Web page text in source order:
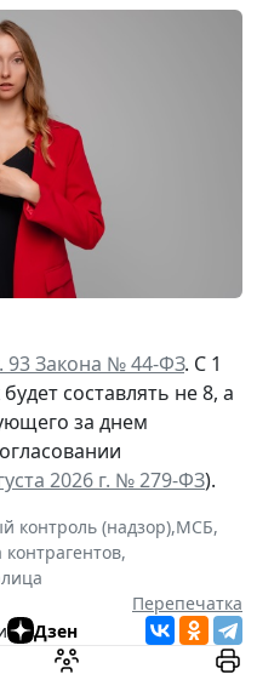
93 Закона № 44-ФЗ. С 1
составлять не 8, а
за днем
2026 г. № 279-ФЗ).
контроль (надзор),МСБ,
,
Перепечатка
Дзен